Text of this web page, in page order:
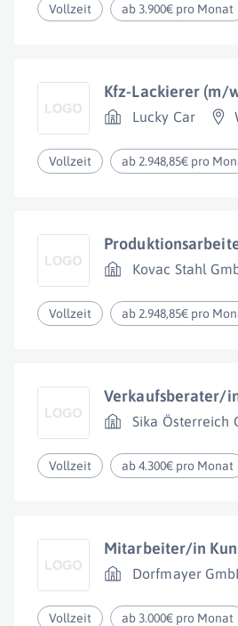
Vollzeit ab 3.900€ pro Monat
Kfz-Lackierer (m/
Lucky Car
Vollzeit ab 2.948,85€ pro
Kovac Stahl
Vollzeit ab 2.948,85€ pro
Verkaufsberater/
Sika Österreich
Vollzeit ab 4.300€ pro Monat
Mitarbeiter/in
Dorfmayer
Vollzeit ab 3.000€ pro Monat